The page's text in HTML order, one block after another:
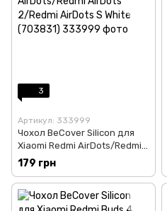
3
Артикул: 333999
Чохол BeCover Silicon для
Xiaomi Redmi AirDots/Redmi
AirDots 2/Redmi AirDots S
White (703831)
179 грн